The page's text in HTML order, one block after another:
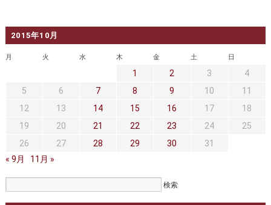
診察をご希望の方へ
大動脈瘤を指摘されたら？ 診療の流れ
外来予約について
セカンドオピニオン 治療費について
正しい病院の選び方
～
2015年10月
月 火 水 木 金 土 日
1 2 3
4
5
6 7 8 9 10
11
12
13 14 15 16 17
18
19
20 21 22 23 24
25
26
27 28 29 30
31
« 9月
11月 »